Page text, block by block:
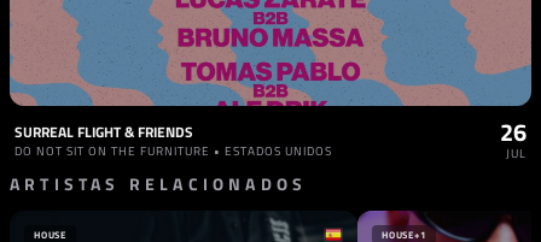
SURREAL FLIGHT & FRIENDS
DO NOT SIT ON THE FURNITURE • ESTADOS UNIDOS
26
JUL
ARTISTAS RELACIONADOS
HOUSE HOUSE+1